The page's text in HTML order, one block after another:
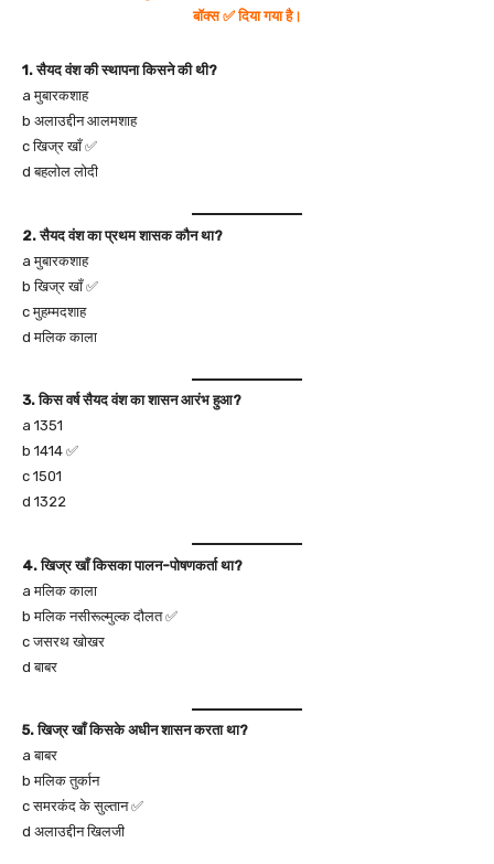
बॉक्स ✅ दिया गया है।
1. सैयद वंश की स्थापना किसने की थी?
a मुबारकशाह
b अलाउद्दीन आलमशाह
c खिज्र खाँ ✅
d बहलोल लोदी
2. सैयद वंश का प्रथम शासक कौन था?
a मुबारकशाह
b खिज्र खाँ ✅
c मुहम्मदशाह
d मलिक काला
3. किस वर्ष सैयद वंश का शासन आरंभ हुआ?
a 1351
b 1414 ✅
c 1501
d 1322
4. खिज्र खाँ किसका पालन-पोषणकर्ता था?
a मलिक काला
b मलिक नसीरूल्मुल्क दौलत ✅
c जसरथ खोखर
d बाबर
5. खिज्र खाँ किसके अधीन शासन करता था?
a बाबर
b मलिक तुर्कान
c समरकंद के सुल्तान ✅
d अलाउद्दीन खिलजी